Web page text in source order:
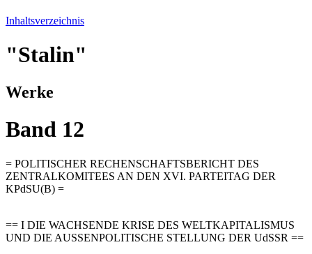
Inhaltsverzeichnis
"Stalin"
Werke
Band 12
= POLITISCHER RECHENSCHAFTSBERICHT DES
ZENTRALKOMITEES AN DEN XVI. PARTEITAG DER
KPdSU(B) =
== I DIE WACHSENDE KRISE DES WELTKAPITALISMUS
UND DIE AUSSENPOLITISCHE STELLUNG DER UdSSR ==